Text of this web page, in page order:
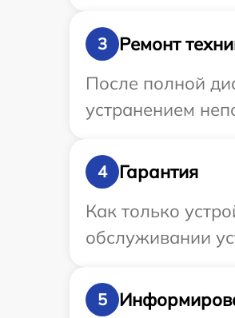
3
Ремонт
После полной
устранением
4
Гарантия
Как только
обслуживании
5